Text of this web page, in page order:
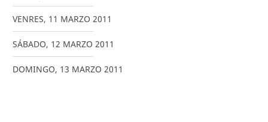
VENRES, 11 MARZO 2011
SÁBADO, 12 MARZO 2011
DOMINGO, 13 MARZO 2011